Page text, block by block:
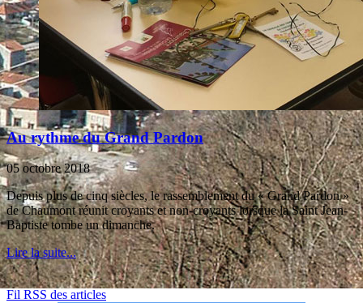
Au rythme du Grand Pardon
05 octobre 2018
Depuis plus de cinq siècles, le rassemblement du « Grand Pardon »
de Chaumont réunit croyants et non-croyants lorsque la Saint Jean-
Baptiste tombe un dimanche.
Lire la suite...
Fil RSS des articles